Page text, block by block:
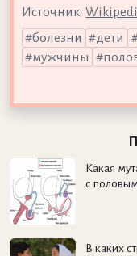
Источник:
болезни
дети
мужчины
Какая
с
В каких